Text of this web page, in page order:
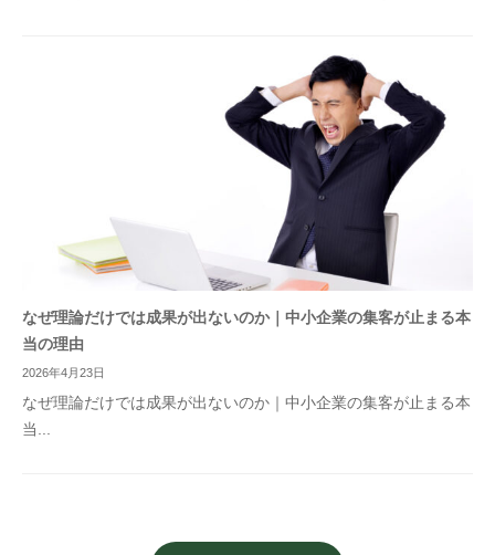
なぜ理論だけでは成果が出ないのか｜中小企業の集客が止まる本
当の理由
2026年4月23日
なぜ理論だけでは成果が出ないのか｜中小企業の集客が止まる本
当...